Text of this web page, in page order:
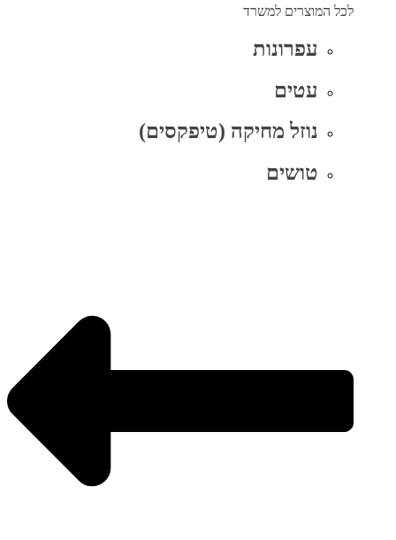
לכל המוצרים למשרד
עפרונות
עטים
נוזל מחיקה (טיפקסים)
טושים